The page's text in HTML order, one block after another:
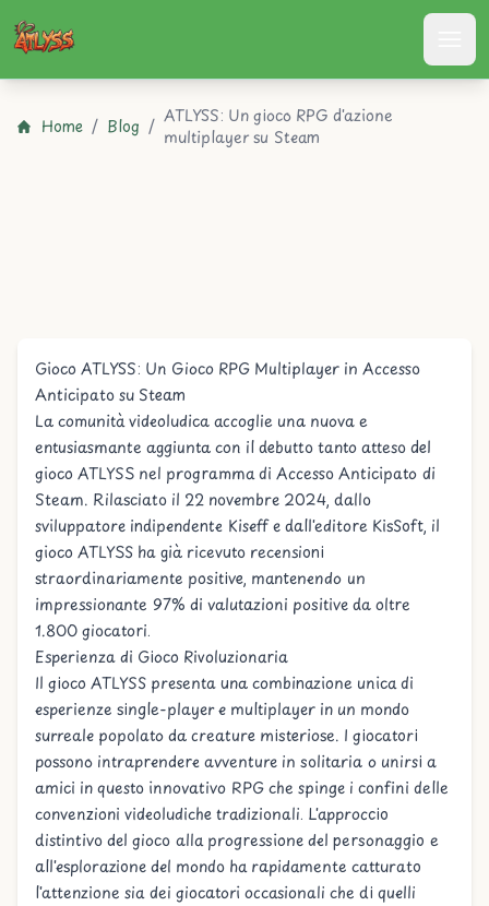
Atlyss
Home / Blog / ATLYSS: Un gioco RPG d'azione
multiplayer su Steam
Gioco ATLYSS: Un Gioco RPG Multiplayer in Accesso
Anticipato su Steam
La comunità videoludica accoglie una nuova e
entusiasmante aggiunta con il debutto tanto atteso del
gioco ATLYSS nel programma di Accesso Anticipato di
Steam. Rilasciato il 22 novembre 2024, dallo
sviluppatore indipendente Kiseff e dall'editore KisSoft, il
gioco ATLYSS ha già ricevuto recensioni
straordinariamente positive, mantenendo un
impressionante 97% di valutazioni positive da oltre
1.800 giocatori.
Esperienza di Gioco Rivoluzionaria
Il gioco ATLYSS presenta una combinazione unica di
esperienze single-player e multiplayer in un mondo
surreale popolato da creature misteriose. I giocatori
possono intraprendere avventure in solitaria o unirsi a
amici in questo innovativo RPG che spinge i confini delle
convenzioni videoludiche tradizionali. L'approccio
distintivo del gioco alla progressione del personaggio e
all'esplorazione del mondo ha rapidamente catturato
l'attenzione sia dei giocatori occasionali che di quelli